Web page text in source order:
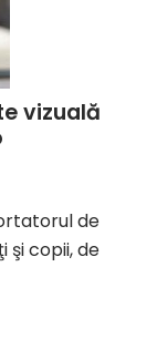
vizuală
de
şi copii, de